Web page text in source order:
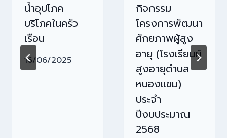
น้ำอุปโภค
บริโภคในครัว
เรือน
16/06/2025
กิจกรรม
โครงการพัฒนา
ศักยภาพผู้สูง
อายุ (โรงเรียนผู้
สูงอายุตำบล
หนองแขม)
ประจำ
ปีงบประมาณ
2568